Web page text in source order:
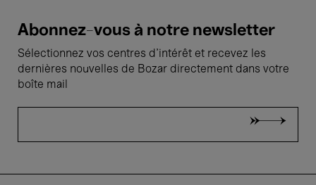
Abonnez-vous à notre newsletter
Sélectionnez vos centres d'intérêt et recevez les
dernières nouvelles de Bozar directement dans votre
boîte mail